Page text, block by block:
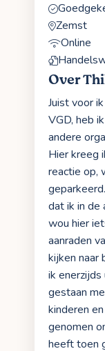
Zemst
Online
Over
Juist voor
VGD, heb
andere
Hier kreeg
reactie op,
dat ik in de
wou hier
aanraden
kijken naar
ik enerzijds
gestaan
kinderen
genomen
heeft toen